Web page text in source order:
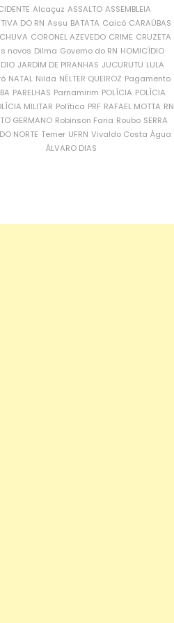
Alcaçuz ASSALTO ASSEMBLEIA
DO RN Assu BATATA Caicó CARAÚBAS
CORONEL AZEVEDO CRIME CRUZETA
novos Dilma Governo do RN HOMICÍDIO
JARDIM DE PIRANHAS JUCURUTU LULA
NATAL Nilda NÉLTER QUEIROZ Pagamento
PARELHAS Parnamirim POLÍCIA POLÍCIA
MILITAR Política PRF RAFAEL MOTTA RN
GERMANO Robinson Faria Roubo SERRA
NORTE Temer UFRN Vivaldo Costa Água
ÁLVARO DIAS